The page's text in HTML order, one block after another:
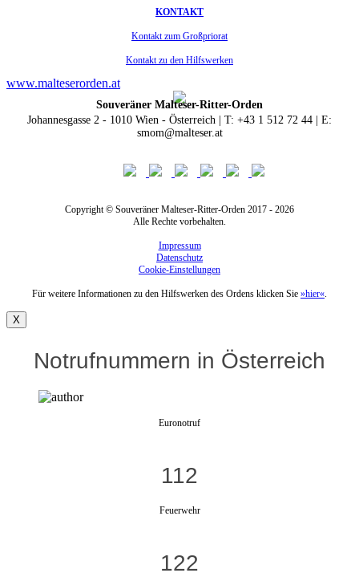
KONTAKT
Kontakt zum Großpriorat
Kontakt zu den Hilfswerken
www.malteserorden.at
Souveräner Malteser-Ritter-Orden
Johannesgasse 2 - 1010 Wien - Österreich | T: +43 1 512 72 44 | E:
smom@malteser.at
Copyright © Souveräner Malteser-Ritter-Orden 2017 - 2026
Alle Rechte vorbehalten.
Impressum
Datenschutz
Cookie-Einstellungen
Für weitere Informationen zu den Hilfswerken des Ordens klicken Sie »hier«.
X
Notrufnummern in Österreich
Euronotruf
112
Feuerwehr
122